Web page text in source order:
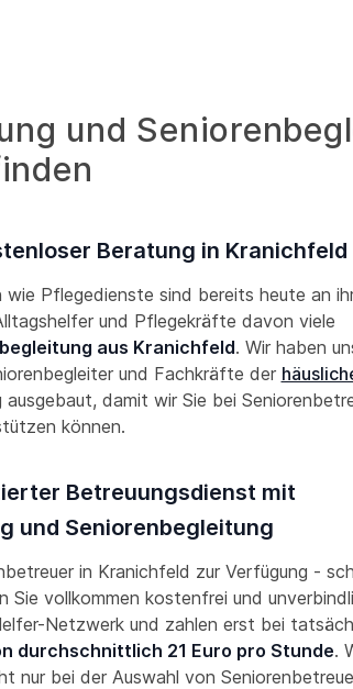
und
Beratung in Kranichfeld
wie Pflegedienste sind bereits heute an
und Pflegekräfte davon viele
aus Kranichfeld. Wir haben
und Fachkräfte der
damit wir Sie bei
können.
Betreuungsdienst mit
und Seniorenbegleitung
in Kranichfeld zur Verfügung -
Sie vollkommen kostenfrei und
Netzwerk und zahlen erst bei
durchschnittlich 21 Euro pro Stunde.
nur bei der Auswahl von